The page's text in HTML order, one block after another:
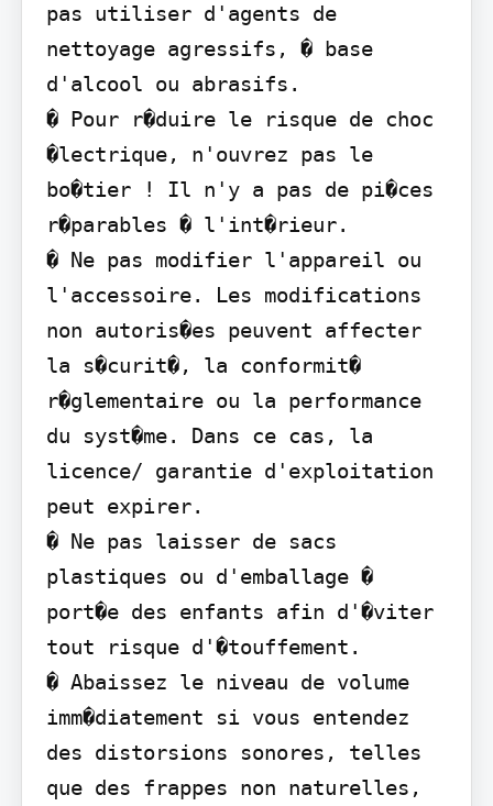
pas utiliser d'agents de
nettoyage agressifs, � base
d'alcool ou abrasifs.
� Pour r�duire le risque de choc
�lectrique, n'ouvrez pas le
bo�tier ! Il n'y a pas de pi�ces
r�parables � l'int�rieur.
� Ne pas modifier l'appareil ou
l'accessoire. Les modifications
non autoris�es peuvent affecter
la s�curit�, la conformit�
r�glementaire ou la performance
du syst�me. Dans ce cas, la
licence/ garantie d'exploitation
peut expirer.
� Ne pas laisser de sacs
plastiques ou d'emballage �
port�e des enfants afin d'�viter
tout risque d'�touffement.
� Abaissez le niveau de volume
imm�diatement si vous entendez
des distorsions sonores, telles
que des frappes non naturelles,